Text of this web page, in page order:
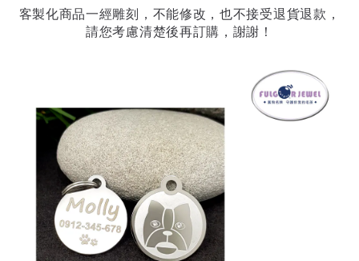
客製化商品一經雕刻，不能修改，也不接受退貨退款，
請您考慮清楚後再訂購，謝謝！